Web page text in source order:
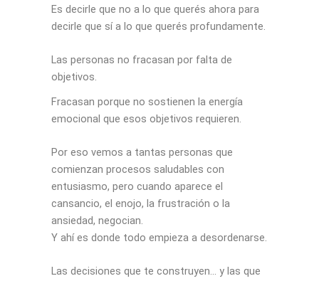
Es decirle que no a lo que querés ahora para
decirle que sí a lo que querés profundamente.
Las personas no fracasan por falta de
objetivos.
Fracasan porque no sostienen la energía
emocional que esos objetivos requieren.
Por eso vemos a tantas personas que
comienzan procesos saludables con
entusiasmo, pero cuando aparece el
cansancio, el enojo, la frustración o la
ansiedad, negocian.
Y ahí es donde todo empieza a desordenarse.
Las decisiones que te construyen… y las que